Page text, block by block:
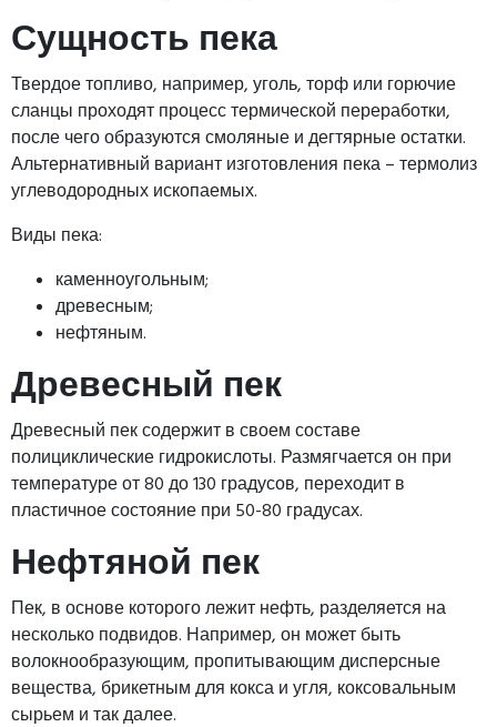
Сущность пека
Твердое топливо, например, уголь, торф или горючие
сланцы проходят процесс термической переработки,
после чего образуются смоляные и дегтярные остатки.
Альтернативный вариант изготовления пека – термолиз
углеводородных ископаемых.
Виды пека:
каменноугольным;
древесным;
нефтяным.
Древесный пек
Древесный пек содержит в своем составе
полициклические гидрокислоты. Размягчается он при
температуре от 80 до 130 градусов, переходит в
пластичное состояние при 50-80 градусах.
Нефтяной пек
Пек, в основе которого лежит нефть, разделяется на
несколько подвидов. Например, он может быть
волокнообразующим, пропитывающим дисперсные
вещества, брикетным для кокса и угля, коксовальным
сырьем и так далее.